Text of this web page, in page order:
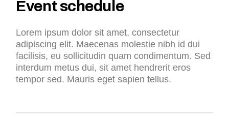
Event schedule
Lorem ipsum dolor sit amet, consectetur
adipiscing elit. Maecenas molestie nibh id dui
facilisis, eu sollicitudin quam condimentum. Sed
interdum metus dui, sit amet hendrerit eros
tempor sed. Mauris eget sapien tellus.